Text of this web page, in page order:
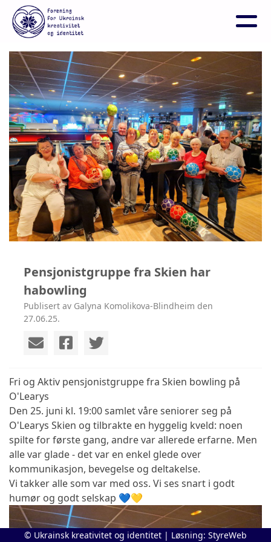
Pensjonistgruppe fra Skien har
habowling
Publisert av Galyna Komolikova-Blindheim den
27.06.25.
Fri og Aktiv pensjonistgruppe fra Skien bowling på
O'Learys
Den 25. juni kl. 19:00 samlet våre seniorer seg på
O'Learys Skien og tilbrakte en hyggelig kveld: noen
spilte for første gang, andre var allerede erfarne. Men
alle var glade - det var en enkel glede over
kommunikasjon, bevegelse og deltakelse.
Vi takker alle som var med oss. Vi ses snart i godt
humør og godt selskap 💙💛
© Ukrainsk kreativitet og identitet | Løsning: StyreWeb